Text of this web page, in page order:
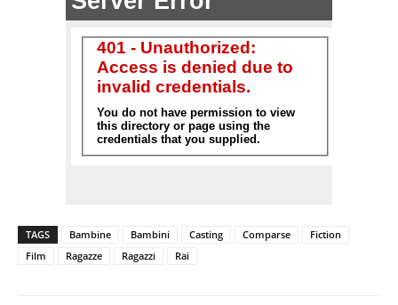
TAGS Bambine Bambini Casting Comparse
Fiction
Film
Ragazze Ragazzi Rai